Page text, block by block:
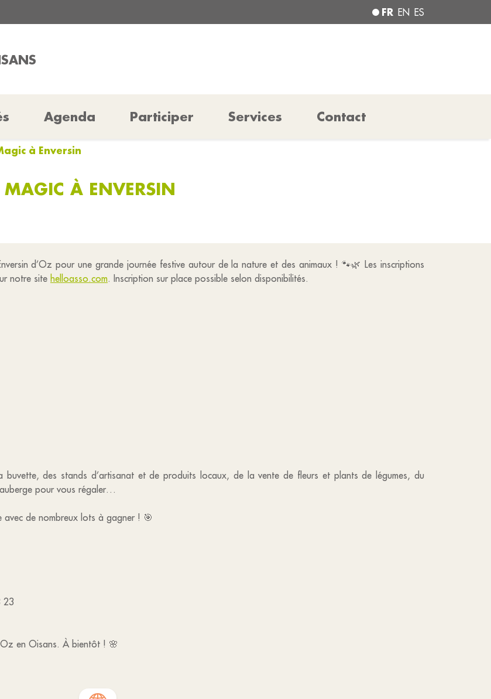
FR EN ES
Agenda Participer Services Contact
à Enversin
À ENVERSIN
d’Oz pour une grande journée festive autour de la nature et des animaux ! 🐾🌿 Les inscriptions
notre site helloasso.com. Inscription sur place possible selon disponibilités.
des stands d’artisanat et de produits locaux, de la vente de fleurs et plants de légumes, du
pour vous régaler…
de nombreux lots à gagner ! 🎯
23
en Oisans. À bientôt ! 🌸